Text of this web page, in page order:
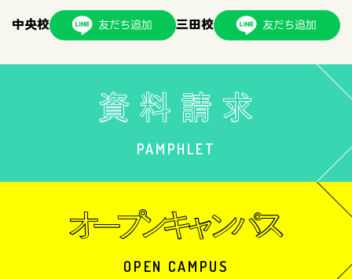
中央校 三田校
PAMPHLET
OPEN CAMPUS